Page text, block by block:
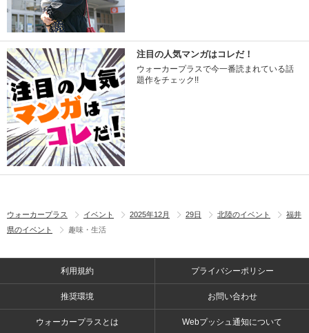
注目の人気マンガはコレだ！
ウォーカープラスで今一番読まれている話
題作をチェック!!
ウォーカープラス イベント 2025年12月 29日 北陸のイベント
福井
県のイベント
趣味・生活
利用規約 プライバシーポリシー
推奨環境 お問い合わせ
ウォーカープラスとは Webプッシュ通知について